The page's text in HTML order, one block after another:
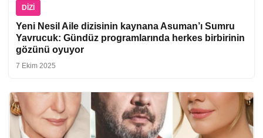
DIZI
Yeni Nesil Aile dizisinin kaynana Asuman’ı Sumru
Yavrucuk: Gündüz programlarında herkes birbirinin
gözünü oyuyor
7 Ekim 2025